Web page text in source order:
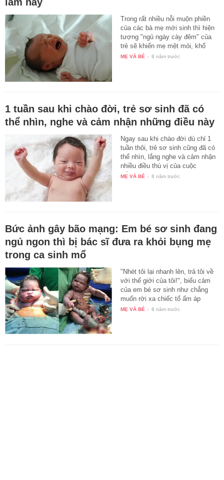
Trong rất nhiều nỗi muộn phiền
của các bà mẹ mới sinh thì hiện
tượng "ngủ ngày cày đêm" của
trẻ sẽ khiến mẹ mệt mỏi, khổ
sở…
MẸ VÀ BÉ - 8 năm trước
1 tuần sau khi chào đời, trẻ sơ sinh đã có
thể nhìn, nghe và cảm nhận những điều này
Ngay sau khi chào đời dù chỉ 1
tuần thôi, trẻ sơ sinh cũng đã có
thể nhìn, lắng nghe và cảm nhận
nhiều điều thú vị của cuộc
sống…
MẸ VÀ BÉ - 8 năm trước
Bức ảnh gây bão mạng: Em bé sơ sinh đang
ngủ ngon thì bị bác sĩ đưa ra khỏi bụng mẹ
trong ca sinh mổ
"Nhét tôi lại nhanh lên, trả tôi về
với thế giới của tôi!", biểu cảm
của em bé sơ sinh như chẳng
muốn rời xa chiếc tổ ấm áp
của…
MẸ VÀ BÉ - 8 năm trước